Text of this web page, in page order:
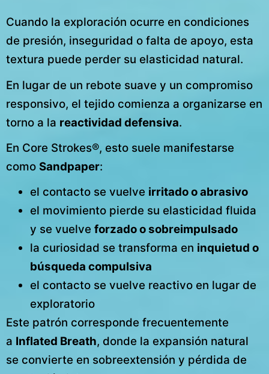
Cuando la exploración ocurre en condiciones
de presión, inseguridad o falta de apoyo, esta
textura puede perder su elasticidad natural.
En lugar de un rebote suave y un compromiso
responsivo, el tejido comienza a organizarse en
torno a la reactividad defensiva.
En Core Strokes®, esto suele manifestarse
como Sandpaper:
el contacto se vuelve irritado o abrasivo
el movimiento pierde su elasticidad fluida
y se vuelve forzado o sobreimpulsado
la curiosidad se transforma en inquietud o
búsqueda compulsiva
el contacto se vuelve reactivo en lugar de
exploratorio
Este patrón corresponde frecuentemente
a Inflated Breath, donde la expansión natural
se convierte en sobreextensión y pérdida de